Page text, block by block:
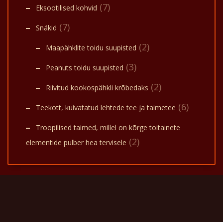
Eksootilised kohvid (7)
Snäkid (7)
Maapähklite toidu suupisted (2)
Peanuts toidu suupisted (3)
Riivitud kookospähkli krõbedaks (2)
Teekott, kuivatatud lehtede tee ja taimetee (6)
Troopilised taimed, millel on kõrge toitainete
elementide pulber hea tervisele (2)